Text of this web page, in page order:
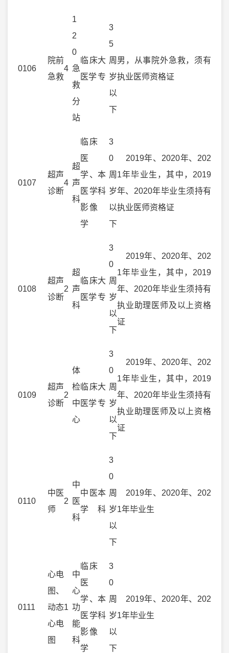
0106
院前
急救
4
1
2
0
急
救
分
站
临床
医学
大
专
3
5
周
岁
以
下
男，从事院外急救，须有
执业医师资格证
0107
超声
诊断
4
超
声
科
临床
医
学、
医学
影像
学
本
科
3
0
周
岁
以
下
2019年、2020年、202
1年毕业生，其中，2019
年、2020年毕业生须持有
执业医师资格证
0108
超声
诊断
2
超
声
科
临床
医学
大
专
3
0
周
岁
以
下
2019年、2020年、202
1年毕业生，其中，2019
年、2020年毕业生须持有
执业助理医师及以上资格
证
0109
超声
诊断
2
体
检
中
心
临床
医学
大
专
3
0
周
岁
以
下
2019年、2020年、202
1年毕业生，其中，2019
年、2020年毕业生须持有
执业助理医师及以上资格
证
0110
中医
师
2
中
医
科
中医
学
本
科
3
0
周
岁
以
下
2019年、2020年、202
1年毕业生
0111
心电
图、
动态
心电
图
1
中
心
功
能
科
临床
医
学、
医学
影像
学
本
科
3
0
周
岁
以
下
2019年、2020年、202
1年毕业生